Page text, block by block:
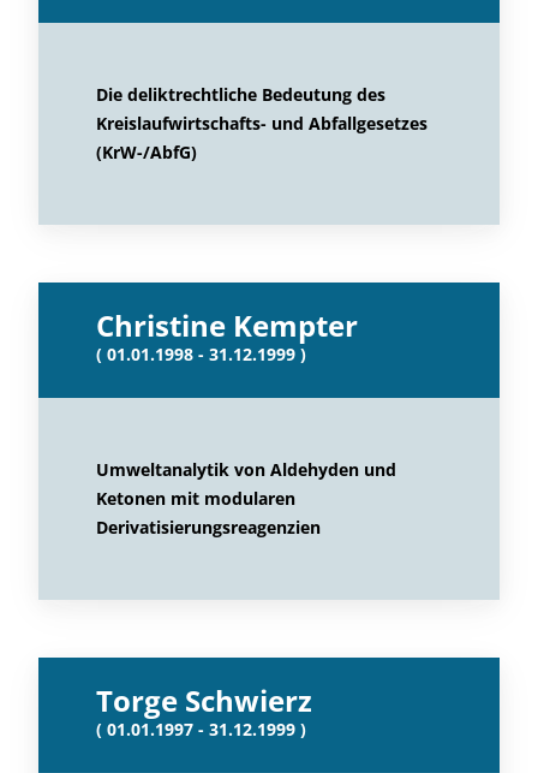
Die deliktrechtliche Bedeutung des
Kreislaufwirtschafts- und Abfallgesetzes
(KrW-/AbfG)
Christine Kempter
( 01.01.1998 - 31.12.1999 )
Umweltanalytik von Aldehyden und
Ketonen mit modularen
Derivatisierungsreagenzien
Torge Schwierz
( 01.01.1997 - 31.12.1999 )